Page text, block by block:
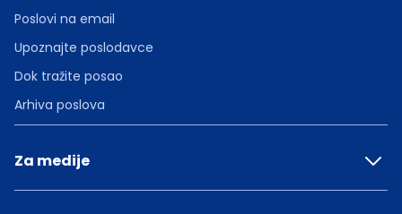
Poslovi na email
Upoznajte poslodavce
Dok tražite posao
Arhiva poslova
Za medije